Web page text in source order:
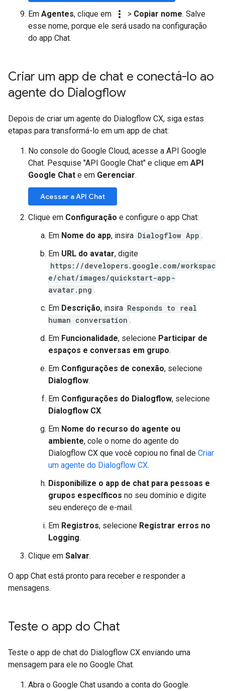
Em Agentes, clique em more_vert > Copiar nome. Salve
esse nome, porque ele será usado na configuração
do app Chat.
Criar um app de chat e conectá-lo ao
agente do Dialogflow
Depois de criar um agente do Dialogflow CX, siga estas
etapas para transformá-lo em um app de chat:
No console do Google Cloud, acesse a API Google
Chat. Pesquise "API Google Chat" e clique em API
Google Chat e em Gerenciar.
Acessar a API Chat
Clique em Configuração e configure o app Chat:
Em Nome do app, insira Dialogflow App .
Em URL do avatar, digite
https://developers.google.com/workspac
e/chat/images/quickstart-app-
avatar.png .
Em Descrição, insira Responds to real
human conversation .
Em Funcionalidade, selecione Participar de
espaços e conversas em grupo.
Em Configurações de conexão, selecione
Dialogflow.
Em Configurações do Dialogflow, selecione
Dialogflow CX.
Em Nome do recurso do agente ou
ambiente, cole o nome do agente do
Dialogflow CX que você copiou no final de Criar
um agente do Dialogflow CX.
Disponibilize o app de chat para pessoas e
grupos específicos no seu domínio e digite
seu endereço de e-mail.
Em Registros, selecione Registrar erros no
Logging.
Clique em Salvar.
O app Chat está pronto para receber e responder a
mensagens.
Teste o app do Chat
Teste o app de chat do Dialogflow CX enviando uma
mensagem para ele no Google Chat.
Abra o Google Chat usando a conta do Google